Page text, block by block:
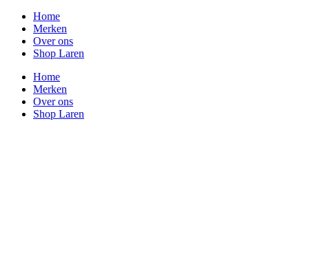
Home
Merken
Over ons
Shop Laren
Home
Merken
Over ons
Shop Laren